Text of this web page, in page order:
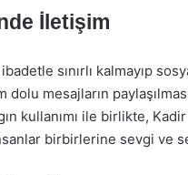
İletişim
sınırlı kalmayıp
dolu mesajların
kullanımı ile birlikte,
birbirlerine sevgi ve